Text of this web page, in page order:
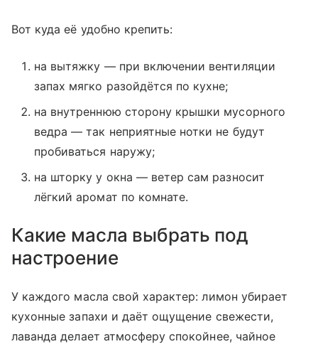
Вот куда её удобно крепить:
на вытяжку — при включении вентиляции
запах мягко разойдётся по кухне;
на внутреннюю сторону крышки мусорного
ведра — так неприятные нотки не будут
пробиваться наружу;
на шторку у окна — ветер сам разносит
лёгкий аромат по комнате.
Какие масла выбрать под
настроение
У каждого масла свой характер: лимон убирает
кухонные запахи и даёт ощущение свежести,
лаванда делает атмосферу спокойнее, чайное